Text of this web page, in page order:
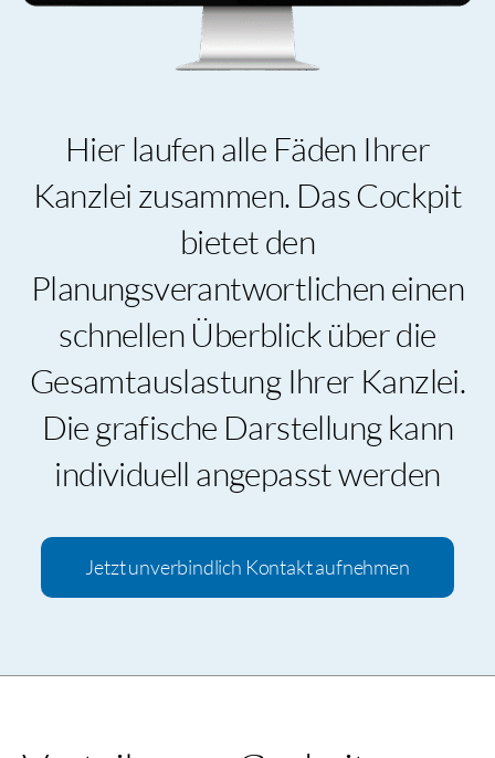
Hier laufen alle Fäden Ihrer
Kanzlei zusammen. Das Cockpit
bietet den
Planungsverantwortlichen einen
schnellen Überblick über die
Gesamtauslastung Ihrer Kanzlei.
Die grafische Darstellung kann
individuell angepasst werden
Jetzt unverbindlich Kontakt aufnehmen